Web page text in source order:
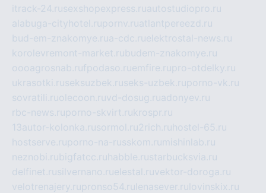
itrack-24.rusexshopexpress.ruautostudiopro.ru
alabuga-cityhotel.rupornv.ruatlantpereezd.ru
bud-em-znakomye.rua-cdc.ruelektrostal-news.ru
korolevremont-market.rubudem-znakomye.ru
oooagrosnab.rufpodaso.ruemfire.rupro-otdelky.ru
ukrasotki.ruseksuzbek.ruseks-uzbek.ruporno-vk.ru
sovratili.ruolecoon.ruvd-dosug.ruadonyev.ru
rbc-news.ruporno-skvirt.rukrospr.ru
13autor-kolonka.rusormol.ru2rich.ru hostel-65.ru
hostserve.ruporno-na-russkom.ru mishinlab.ru
neznobi.rubigfatcc.ru habble.rustarbucksvia.ru
delfinet.rusilvernano.ruelestal.ruvektor-doroga.ru
velotrenajery.rupronso54.ru lenasever.ru lovinskix.ru